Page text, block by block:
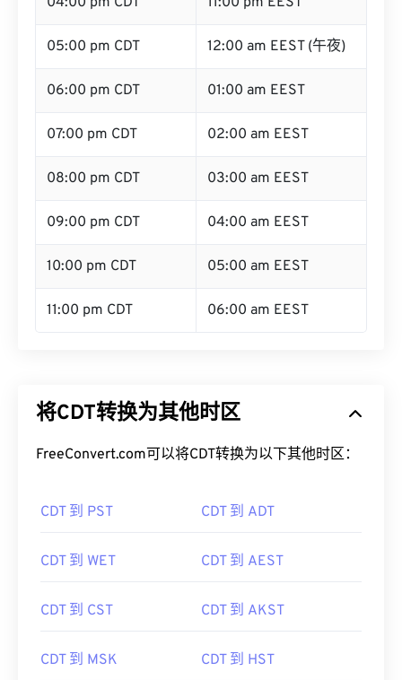
05:00 pm CDT 12:00 am EEST (午夜)
06:00 pm CDT 01:00 am EEST
07:00 pm CDT 02:00 am EEST
08:00 pm CDT 03:00 am EEST
09:00 pm CDT 04:00 am EEST
10:00 pm CDT 05:00 am EEST
11:00 pm CDT 06:00 am EEST
将CDT转换为其他时区
FreeConvert.com可以将CDT转换为以下其他时区：
CDT 到 PST CDT 到 ADT
CDT 到 WET CDT 到 AEST
CDT 到 CST CDT 到 AKST
CDT 到 MSK CDT 到 HST